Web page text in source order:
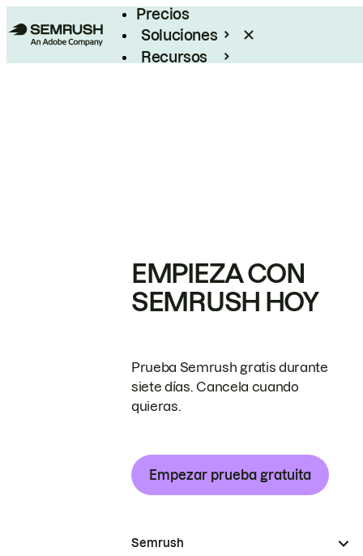
Precios
Soluciones
Recursos
EMPIEZA CON
SEMRUSH HOY
Prueba Semrush gratis durante
siete días. Cancela cuando
quieras.
Empezar prueba gratuita
Semrush